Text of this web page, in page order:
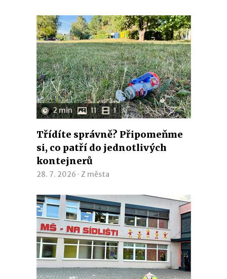
2 min 11 1
Třídíte správně? Připomeňme
si, co patří do jednotlivých
kontejnerů
28. 7. 2026 · Z města